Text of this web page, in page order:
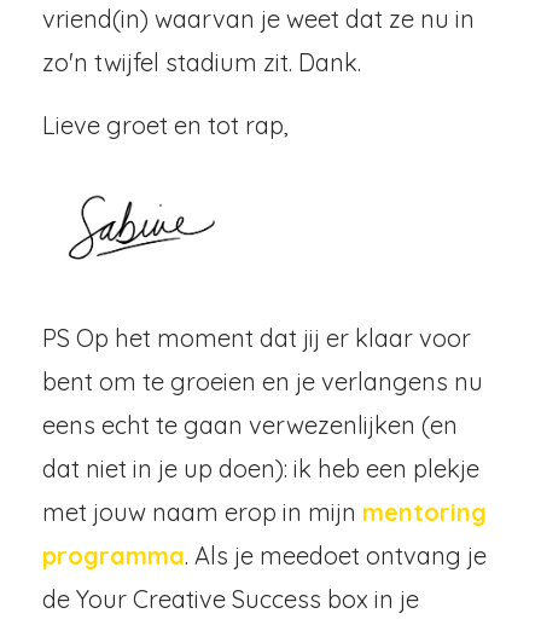
vriend(in) waarvan je weet dat ze nu in
zo'n twijfel stadium zit. Dank.
Lieve groet en tot rap,
PS Op het moment dat jij er klaar voor
bent om te groeien en je verlangens nu
eens echt te gaan verwezenlijken (en
dat niet in je up doen): ik heb een plekje
met jouw naam erop in mijn mentoring
programma. Als je meedoet ontvang je
de Your Creative Success box in je